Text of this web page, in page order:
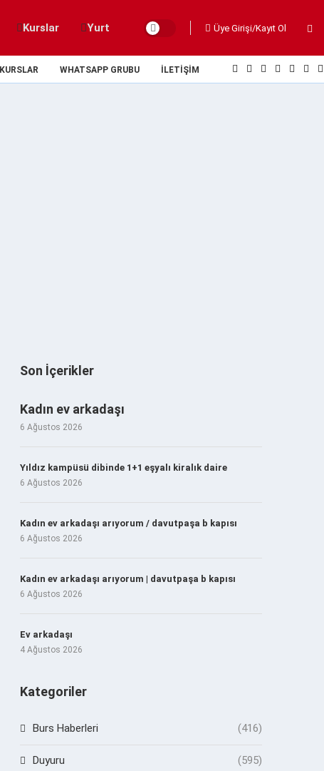
Kurslar Yurt Üye Girişi/Kayıt Ol
KURSLAR WHATSAPP GRUBU İLETIŞIM
Son İçerikler
Kadın ev arkadaşı
6 Ağustos 2026
Yıldız kampüsü dibinde 1+1 eşyalı kiralık daire
6 Ağustos 2026
Kadın ev arkadaşı arıyorum / davutpaşa b kapısı
6 Ağustos 2026
Kadın ev arkadaşı arıyorum | davutpaşa b kapısı
6 Ağustos 2026
Ev arkadaşı
4 Ağustos 2026
Kategoriler
Burs Haberleri (416)
Duyuru (595)